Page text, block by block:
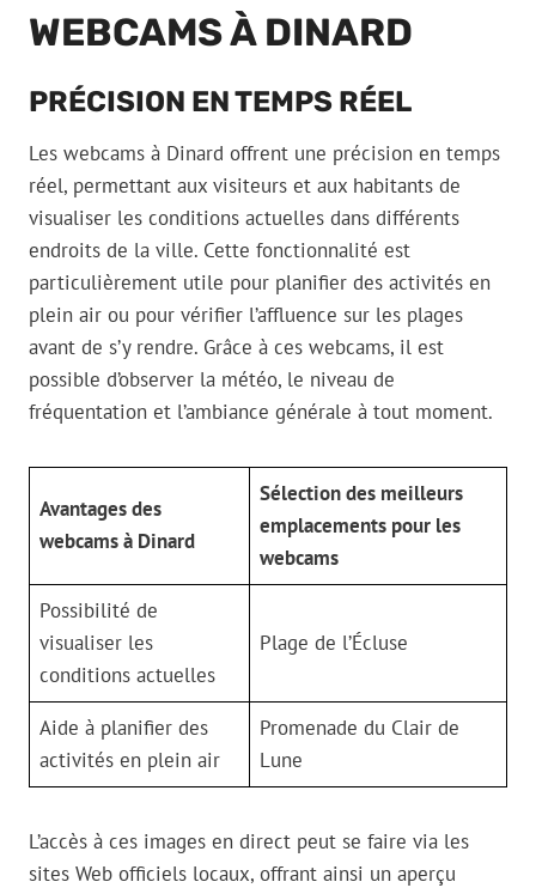
WEBCAMS À DINARD
PRÉCISION EN TEMPS RÉEL
Les webcams à Dinard offrent une précision en temps
réel, permettant aux visiteurs et aux habitants de
visualiser les conditions actuelles dans différents
endroits de la ville. Cette fonctionnalité est
particulièrement utile pour planifier des activités en
plein air ou pour vérifier l’affluence sur les plages
avant de s’y rendre. Grâce à ces webcams, il est
possible d’observer la météo, le niveau de
fréquentation et l’ambiance générale à tout moment.
Avantages des
webcams à Dinard
Sélection des meilleurs
emplacements pour les
webcams
Possibilité de
visualiser les
conditions actuelles
Plage de l’Écluse
Aide à planifier des
activités en plein air
Promenade du Clair de
Lune
L’accès à ces images en direct peut se faire via les
sites Web officiels locaux, offrant ainsi un aperçu